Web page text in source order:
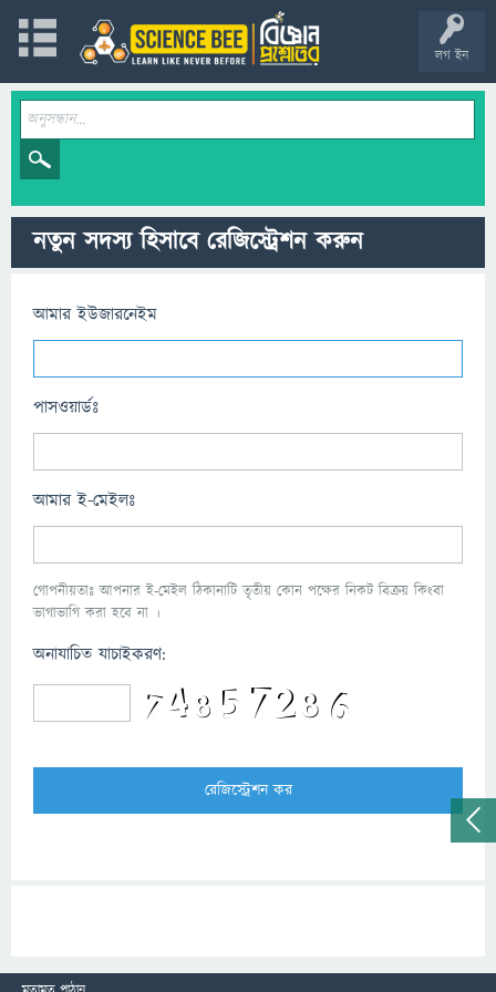
লগ ইন
নতুন সদস্য হিসাবে রেজিস্ট্রেশন করুন
আমার ইউজারনেইম
পাসওয়ার্ডঃ
আমার ই-মেইলঃ
গোপনীয়তাঃ আপনার ই-মেইল ঠিকানাটি তৃতীয় কোন পক্ষের নিকট বিক্রয় কিংবা
ভাগাভাগি করা হবে না ।
অনাযাচিত যাচাইকরণ: